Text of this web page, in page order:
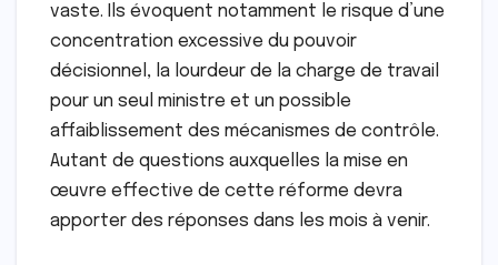
vaste. Ils évoquent notamment le risque d’une
concentration excessive du pouvoir
décisionnel, la lourdeur de la charge de travail
pour un seul ministre et un possible
affaiblissement des mécanismes de contrôle.
Autant de questions auxquelles la mise en
œuvre effective de cette réforme devra
apporter des réponses dans les mois à venir.